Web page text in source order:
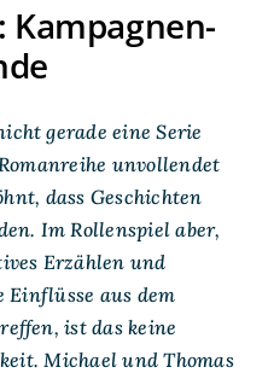
Kampagnen-
gerade eine Serie
unvollendet
dass Geschichten
Im Rollenspiel aber,
Erzählen und
aus dem
ist das keine
Michael und Thomas